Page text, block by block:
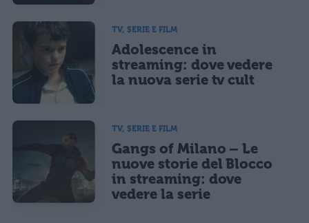
TV, SERIE E FILM
Adolescence in
streaming: dove vedere
la nuova serie tv cult
TV, SERIE E FILM
Gangs of Milano – Le
nuove storie del Blocco
in streaming: dove
vedere la serie